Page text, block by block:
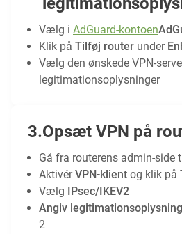
Vælg i AdGuard-kontoen
Klik på Tilføj router under
Vælg den ønskede VPN-
legitimationsoplysninger
Opsæt VPN på
Gå fra routerens admin-side
AktivérVPN-klient og klik på
Vælg IPsec/IKEV2
Angiv
2